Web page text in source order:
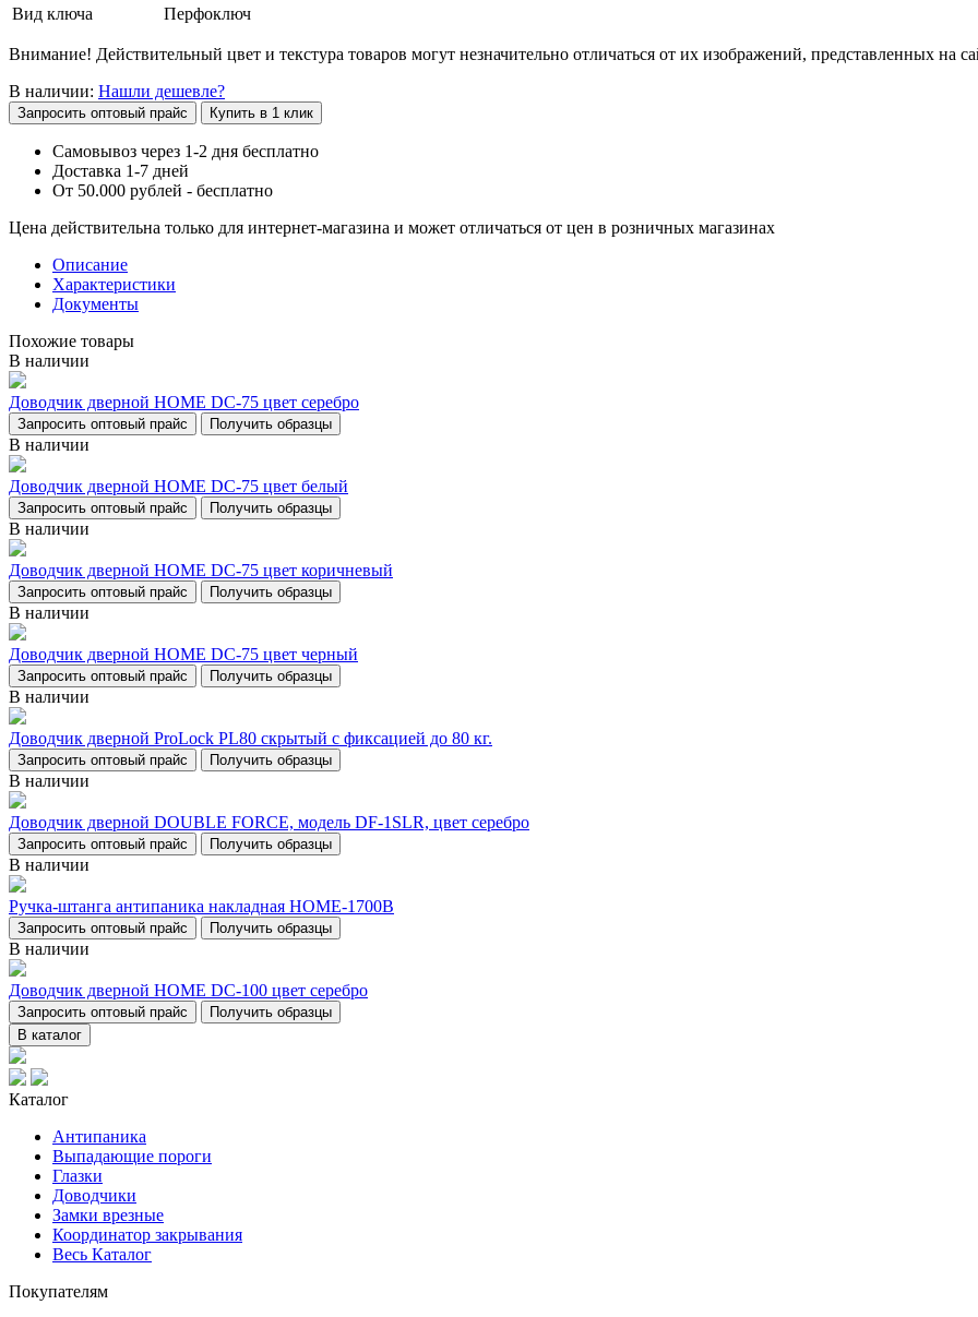
Вид ключа
Перфоключ
Внимание! Действительный цвет и текстура товаров могут незначительно отличаться от их изображений, представленных на
В наличии: Нашли дешевле?
Запросить оптовый прайс Купить в 1 клик
Самовывоз через 1-2 дня бесплатно
Доставка 1-7 дней
От 50.000 рублей - бесплатно
Цена действительна только для интернет-магазина и может отличаться от цен в розничных магазинах
Описание
Характеристики
Документы
Похожие товары
В наличии
Доводчик дверной НОМЕ DC-75 цвет серебро
Запросить оптовый прайс Получить образцы
В наличии
Доводчик дверной НОМЕ DC-75 цвет белый
Запросить оптовый прайс Получить образцы
В наличии
Доводчик дверной НОМЕ DC-75 цвет коричневый
Запросить оптовый прайс Получить образцы
В наличии
Доводчик дверной НОМЕ DC-75 цвет черный
Запросить оптовый прайс Получить образцы
В наличии
Доводчик дверной ProLock PL80 скрытый с фиксацией до 80 кг.
Запросить оптовый прайс Получить образцы
В наличии
Доводчик дверной DOUBLE FORCE, модель DF-1SLR, цвет серебро
Запросить оптовый прайс Получить образцы
В наличии
Ручка-штанга антипаника накладная НОМЕ-1700В
Запросить оптовый прайс Получить образцы
В наличии
Доводчик дверной НОМЕ DC-100 цвет серебро
Запросить оптовый прайс
Получить образцы
В каталог
Каталог
Антипаника
Выпадающие пороги
Глазки
Доводчики
Замки врезные
Координатор закрывания
Весь Каталог
Покупателям